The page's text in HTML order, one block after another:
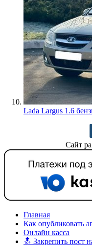
Lada Largus 1.6
Сайт
Главная
Как опубликовать
Онлайн касса
🔝 Закрепить пост